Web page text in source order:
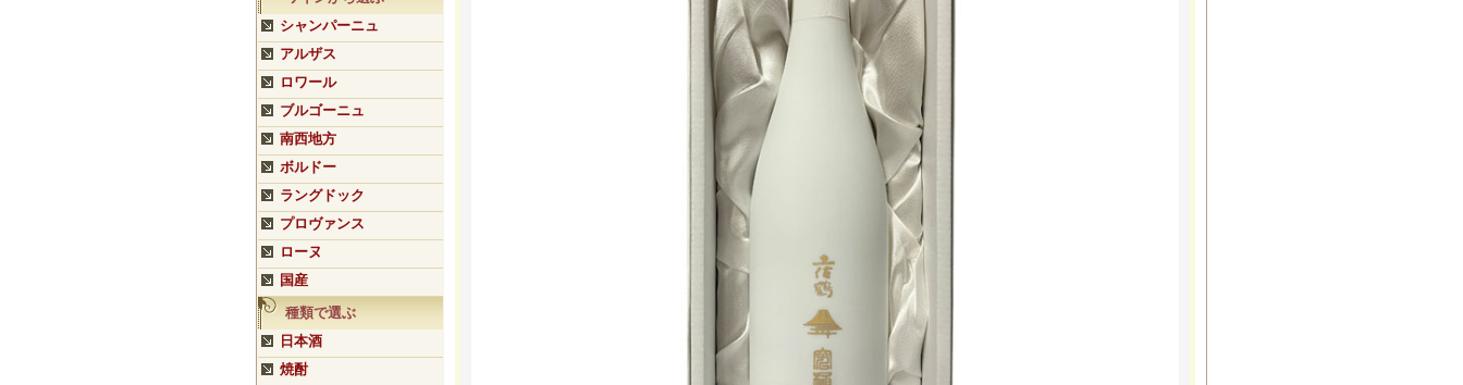
シャンパーニュ
アルザス
ロワール
ブルゴーニュ
南西地方
ボルドー
ラングドック
プロヴァンス
ローヌ
国産
種類で選ぶ
日本酒
焼酎